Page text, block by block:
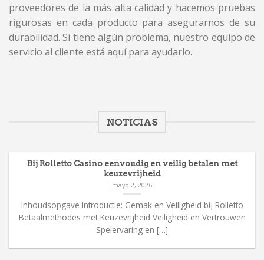
proveedores de la más alta calidad y hacemos pruebas
rigurosas en cada producto para asegurarnos de su
durabilidad. Si tiene algún problema, nuestro equipo de
servicio al cliente está aquí para ayudarlo.
NOTICIAS
Bij Rolletto Casino eenvoudig en veilig betalen met
keuzevrijheid
mayo 2, 2026
Inhoudsopgave Introductie: Gemak en Veiligheid bij Rolletto
Betaalmethodes met Keuzevrijheid Veiligheid en Vertrouwen
Spelervaring en […]